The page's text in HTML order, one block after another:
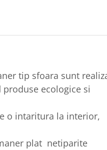
tip sfoara sunt
ecologice si
o intaritura la interior,
plat netiparite